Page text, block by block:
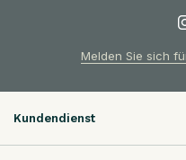
Melden Sie sich
Kundendienst